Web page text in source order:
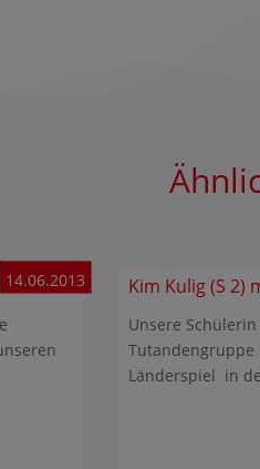
14.06.2013 Kim Kulig (S 2)
Unsere Schülerin
Tutandengruppe
Länderspiel in